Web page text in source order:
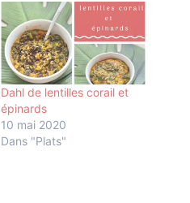
Dahl de lentilles corail et
épinards
10 mai 2020
Dans "Plats"